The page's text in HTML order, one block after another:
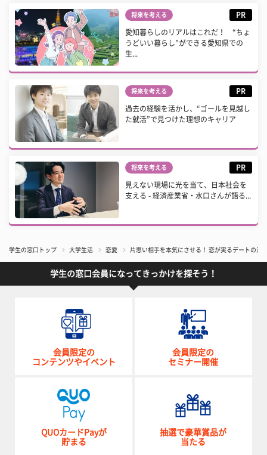
将来を考える PR
愛知暮らしのリアルはこれだ！ “ちょ
うどいい暮らし”ができる愛知県での
生...
将来を考える PR
過去の経験を活かし、“ゴールを見越し
た就活”で見つけた理想のキャリア
将来を考える PR
見えない現場に光を当て、日本社会を
支える - 経済産業省・水口さんが語る...
学生の窓口トップ 大学生活 恋愛 片思い相手を本気にさせる！ 恋が実るデートの演
学生の窓口会員になってきっかけを探そう！
会員限定の
コンテンツやイベント
会員限定の
セミナー開催
QUOカードPayが
貯まる
抽選で豪華賞品が
当たる